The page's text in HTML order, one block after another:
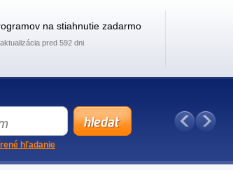
na stiahnutie zadarmo
pred 592 dni
hľadanie